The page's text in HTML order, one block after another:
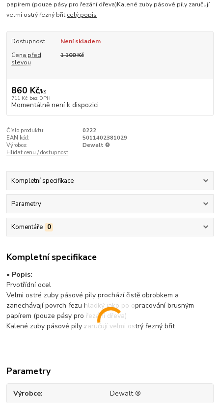
papírem (pouze pásy pro řezání dřeva)Kalené zuby pásové pily zaručují
velmi ostrý řezný břit celý popis
Dostupnost
Není skladem
Cena před
slevou
1 100 Kč
860 Kč/ks
711 Kč bez DPH
Momentálně není k dispozici
Číslo produktu:
0222
EAN kód:
5011402381029
Výrobce:
Dewalt ®
Hlídat cenu / dostupnost
Kompletní specifikace
Parametry
Komentáře 0
Kompletní specifikace
• Popis:
Prvotřídní ocel
Velmi ostré zuby pásové pily prochází čistě obrobkem a
zanechávají povrch řezu hladký jako po opracování brusným
papírem (pouze pásy pro řezání dřeva)
Kalené zuby pásové pily zaručují velmi ostrý řezný břit
Parametry
Výrobce Dewalt ®